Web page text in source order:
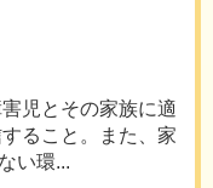
児とその家族に適
ること。また、家
い環...